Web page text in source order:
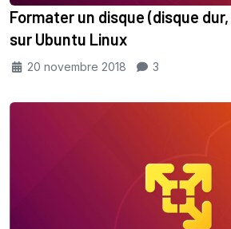
Formater un disque (disque dur,
sur Ubuntu Linux
20 novembre 2018 3